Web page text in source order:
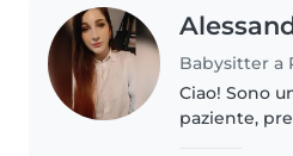
Babysitter a
Ciao! Sono
paziente,